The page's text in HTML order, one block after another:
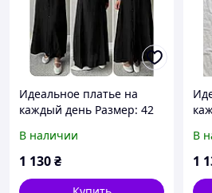
Идеальное платье на
каждый день Размер: 42
В наличии
1 130₴
В
1